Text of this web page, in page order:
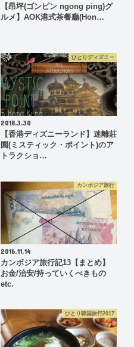
【昂坪(ゴンピン ngong ping)グ
ルメ】AOK港式茶餐廳(Hon…
ひとりディズニー
2018.3.30
【香港ディズニーランド】迷離莊
園(ミスティック・ポイント)のア
トラクショ…
カンボジア旅行
2016.11.14
カンボジア旅行記13【まとめ】
お金/治安/持っていくべきもの
etc.
ひとり韓国旅行2017